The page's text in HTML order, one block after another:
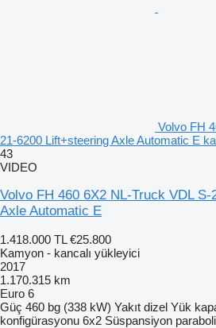
Volvo FH
21-6200 Lift+steering Axle Automatic E
43
VIDEO
Volvo FH 460 6X2 NL-Truck VDL
Axle Automatic E
1.418.000 TL €25.800
Kamyon - kancalı yükleyici
2017
1.170.315 km
Euro 6
Güç 460 bg (338 kW) Yakıt dizel Yük
konfigürasyonu 6x2 Süspansiyon